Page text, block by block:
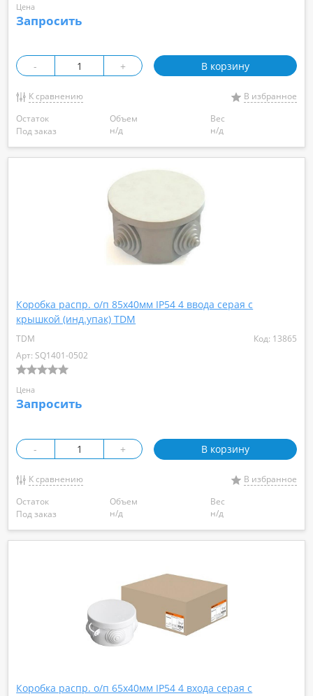
Цена
Запросить
- + В корзину
К сравнению
В избранное
Остаток
Под заказ
Объем
н/д
Вес
н/д
Коробка распр. о/п 85х40мм IP54 4 ввода серая с
крышкой (инд.упак) TDM
TDM
Код: 13865
Арт: SQ1401-0502
Цена
Запросить
- + В корзину
К сравнению
В избранное
Остаток
Под заказ
Объем
н/д
Вес
н/д
Коробка распр. о/п 65х40мм IP54 4 входа серая с